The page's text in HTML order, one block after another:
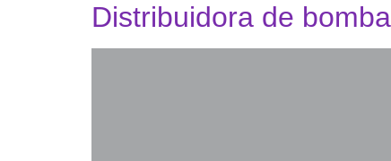
Distribuidora de